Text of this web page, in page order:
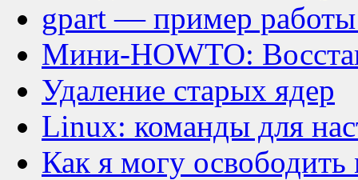
gpart — пример
Мини-HOWTO:
Удаление старых ядер
Linux: команды для
Как я могу освободить